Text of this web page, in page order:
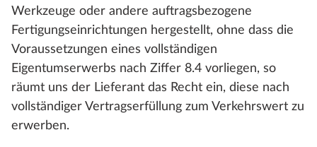
Werkzeuge oder andere auftragsbezogene
Fertigungseinrichtungen hergestellt, ohne dass die
Voraussetzungen eines vollständigen
Eigentumserwerbs nach Ziffer 8.4 vorliegen, so
räumt uns der Lieferant das Recht ein, diese nach
vollständiger Vertragserfüllung zum Verkehrswert zu
erwerben.